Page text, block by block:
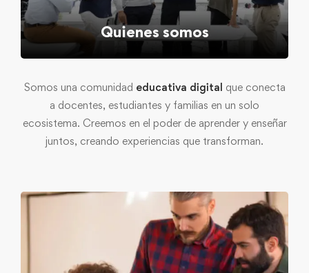
Quienes somos
Somos una comunidad educativa digital que conecta
a docentes, estudiantes y familias en un solo
ecosistema. Creemos en el poder de aprender y enseñar
juntos, creando experiencias que transforman.